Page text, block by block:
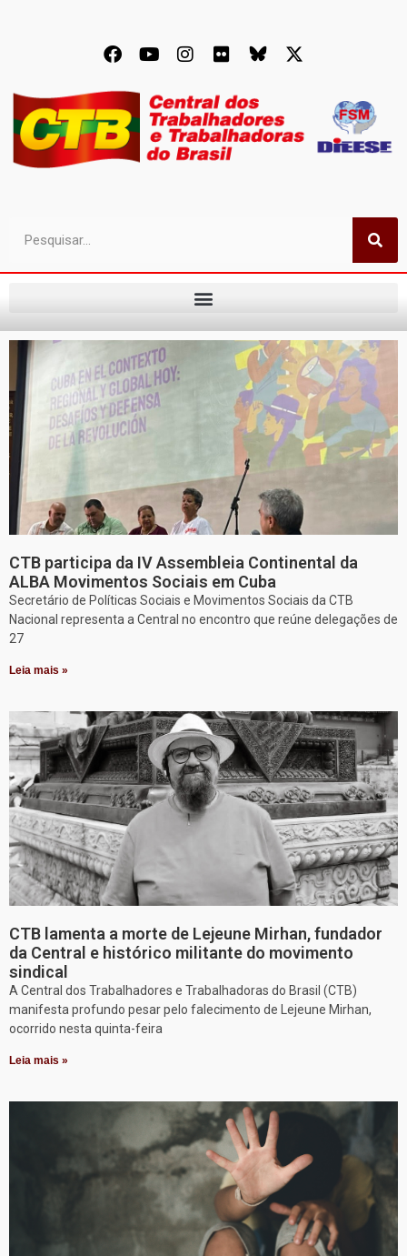
CTB participa da IV Assembleia Continental da
ALBA Movimentos Sociais em Cuba
Secretário de Políticas Sociais e Movimentos Sociais da CTB
Nacional representa a Central no encontro que reúne delegações de
27
Leia mais »
CTB lamenta a morte de Lejeune Mirhan, fundador
da Central e histórico militante do movimento
sindical
A Central dos Trabalhadores e Trabalhadoras do Brasil (CTB)
manifesta profundo pesar pelo falecimento de Lejeune Mirhan,
ocorrido nesta quinta-feira
Leia mais »